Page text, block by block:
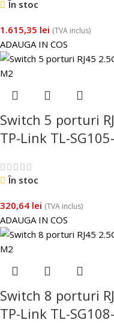
În stoc
1.615,35 lei (TVA inclus)
ADAUGA IN COS
Switch 5 porturi
TP-Link TL-
În stoc
320,64 lei (TVA inclus)
ADAUGA IN COS
Switch 8 porturi
TP-Link TL-